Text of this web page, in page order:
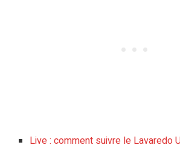
Live : comment suivre le Lavaredo